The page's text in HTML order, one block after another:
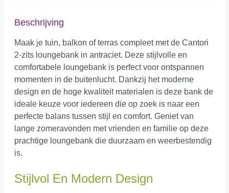
Beschrijving
Maak je tuin, balkon of terras compleet met de Cantori
2-zits loungebank in antraciet. Deze stijlvolle en
comfortabele loungebank is perfect voor ontspannen
momenten in de buitenlucht. Dankzij het moderne
design en de hoge kwaliteit materialen is deze bank de
ideale keuze voor iedereen die op zoek is naar een
perfecte balans tussen stijl en comfort. Geniet van
lange zomeravonden met vrienden en familie op deze
prachtige loungebank die duurzaam en weerbestendig
is.
Stijlvol En Modern Design